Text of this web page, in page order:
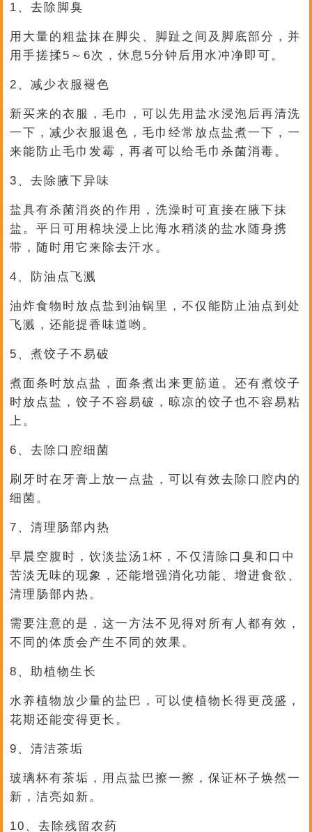
1、去除脚臭
用大量的粗盐抹在脚尖、脚趾之间及脚底部分，并
用手搓揉5～6次，休息5分钟后用水冲净即可。
2、减少衣服褪色
新买来的衣服，毛巾，可以先用盐水浸泡后再清洗
一下，减少衣服退色，毛巾经常放点盐煮一下，一
来能防止毛巾发霉，再者可以给毛巾杀菌消毒。
3、去除腋下异味
盐具有杀菌消炎的作用，洗澡时可直接在腋下抹
盐。平日可用棉块浸上比海水稍淡的盐水随身携
带，随时用它来除去汗水。
4、防油点飞溅
油炸食物时放点盐到油锅里，不仅能防止油点到处
飞溅，还能提香味道哟。
5、煮饺子不易破
煮面条时放点盐，面条煮出来更筋道。还有煮饺子
时放点盐，饺子不容易破，晾凉的饺子也不容易粘
上。
6、去除口腔细菌
刷牙时在牙膏上放一点盐，可以有效去除口腔内的
细菌。
7、清理肠部内热
早晨空腹时，饮淡盐汤1杯，不仅清除口臭和口中
苦淡无味的现象，还能增强消化功能、增进食欲、
清理肠部内热。
需要注意的是，这一方法不见得对所有人都有效，
不同的体质会产生不同的效果。
8、助植物生长
水养植物放少量的盐巴，可以使植物长得更茂盛，
花期还能变得更长。
9、清洁茶垢
玻璃杯有茶垢，用点盐巴擦一擦，保证杯子焕然一
新，洁亮如新。
10、去除残留农药